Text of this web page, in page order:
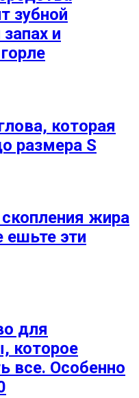
зубной
и
которая
размера S
жира
ешьте эти
для
которое
все. Особенно